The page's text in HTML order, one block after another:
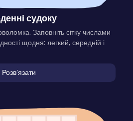
судоку
Заповніть сітку числами
щодня: легкий, середній і
Розвʼязати